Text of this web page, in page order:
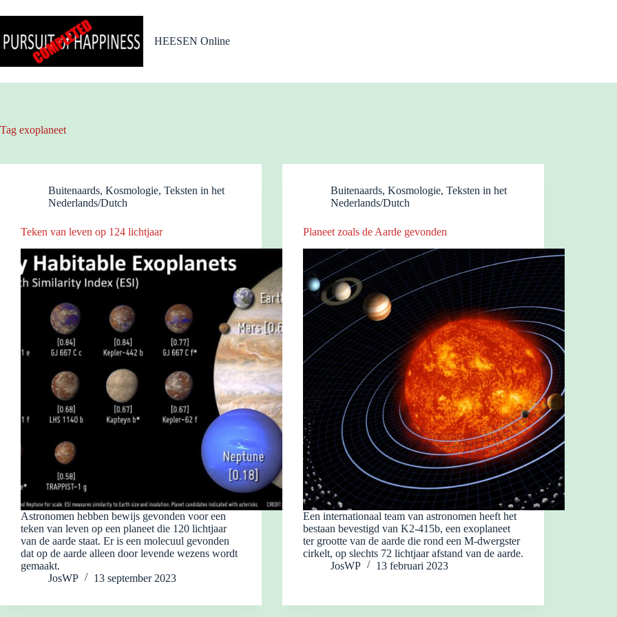
naar
inhoud
HEESEN Online
Tag exoplaneet
Buitenaards, Kosmologie, Teksten in het
Nederlands/Dutch
Teken van leven op 124 lichtjaar
Astronomen hebben bewijs gevonden voor een
teken van leven op een planeet die 120 lichtjaar
van de aarde staat. Er is een molecuul gevonden
dat op de aarde alleen door levende wezens wordt
gemaakt.
JosWP
13 september 2023
Buitenaards, Kosmologie, Teksten in het
Nederlands/Dutch
Planeet zoals de Aarde gevonden
Een internationaal team van astronomen heeft het
bestaan bevestigd van K2-415b, een exoplaneet
ter grootte van de aarde die rond een M-dwergster
cirkelt, op slechts 72 lichtjaar afstand van de aarde.
JosWP
13 februari 2023